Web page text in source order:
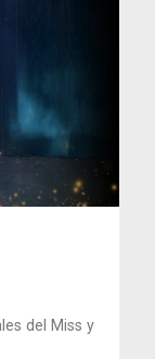
del Miss y